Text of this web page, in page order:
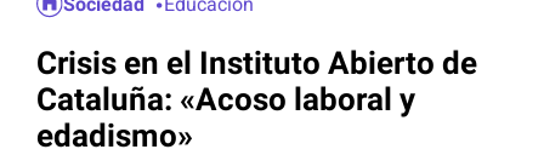
Crisis en el Instituto Abierto de
Cataluña: «Acoso laboral y
edadismo»